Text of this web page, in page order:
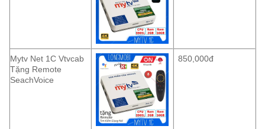
Mytv Net 1C Vtvcab
Tặng Remote
SeachVoice
850,000đ